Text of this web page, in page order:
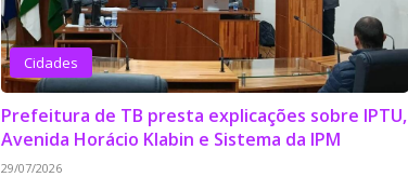
Cidades
Prefeitura de TB presta explicações sobre IPTU,
Avenida Horácio Klabin e Sistema da IPM
29/07/2026